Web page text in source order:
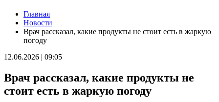
На заседании Правительства Самарской области обсудили
исполнение бюджета региона за первое полугодие
06.08.2026 | 20:14
Ремонт улицы XXII Партсъезда в Самаре подходит к
06.08.2026 | 18:57
обновленный терапевтический корпус
06.08.2026 | 18:53
В Жигулевске почти 200 человек проверились на рак кожи
Главная
Новости
Врач рассказал, какие продукты не стоит есть в жаркую
погоду
12.06.2026 | 09:05
Врач рассказал, какие продукты не
стоит есть в жаркую погоду